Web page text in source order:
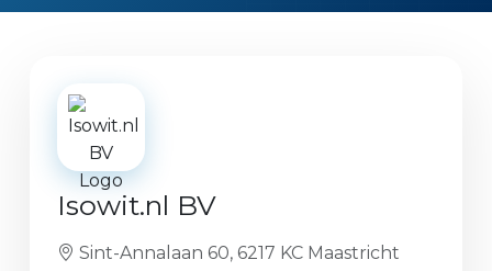
Isowit.nl BV
Sint-Annalaan 60, 6217 KC Maastricht